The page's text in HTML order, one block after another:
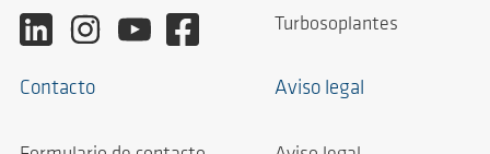
Turbosoplantes
Contacto Aviso legal